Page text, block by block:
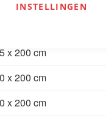
INSTELLINGEN
stofgroep H)
x 200 cm
x 200 cm
x 200 cm